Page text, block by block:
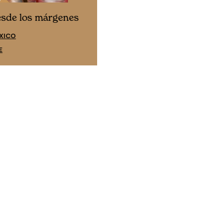
los márgenes